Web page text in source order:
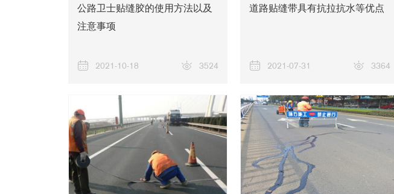
公路卫士贴缝胶的使用方法以及
注意事项
2021-10-18 3524
道路贴缝带具有抗拉抗水等优点
2021-07-31 3364